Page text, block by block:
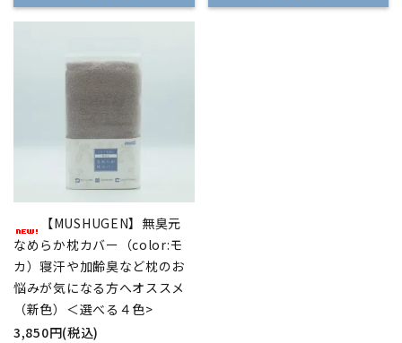
【MUSHUGEN】無臭元
なめらか枕カバー（color:モ
カ）寝汗や加齢臭など枕のお
悩みが気になる方へオススメ
（新色）＜選べる４色>
3,850円(税込)